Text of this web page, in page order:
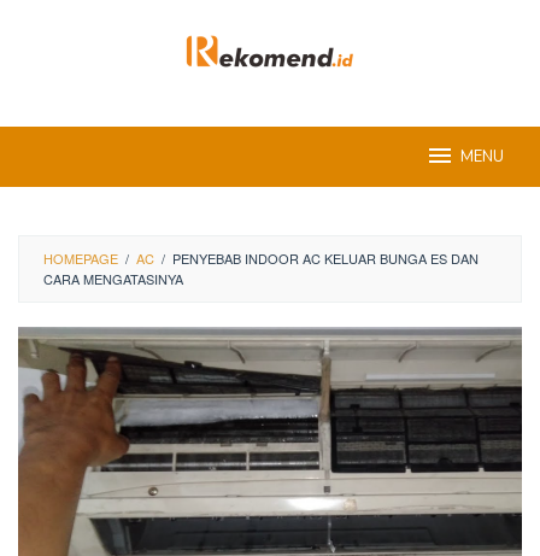
MENU
HOMEPAGE / AC / PENYEBAB INDOOR AC KELUAR BUNGA ES DAN
CARA MENGATASINYA